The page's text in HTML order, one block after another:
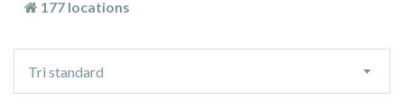
177 locations
tri
Tri standard